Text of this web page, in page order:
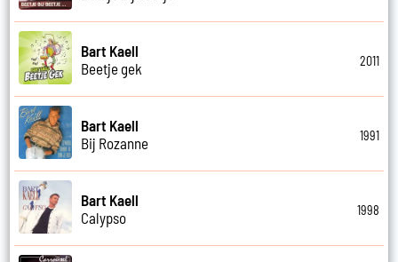
Bart Kaell
Beetje gek
2011
Bart Kaell
Bij Rozanne
1991
Bart Kaell
Calypso
1998